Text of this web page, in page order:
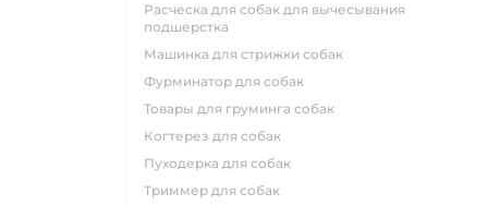
расческа для собак для вычесывания
подшерстка
машинка для стрижки собак
фурминатор для собак
товары для груминга собак
когтерез для собак
пуходерка для собак
триммер для собак